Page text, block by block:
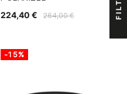
264,00 €
224,40 €
-15%